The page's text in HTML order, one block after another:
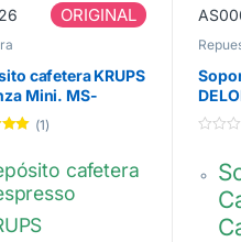
ORIGINAL
cafetera KRUPS
Mini. MS-
(1)
cafetera
Gusto
5